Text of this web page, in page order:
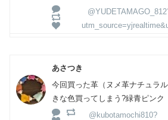
あさつき
今回買った革（ヌメ革ナチュラ
きな色買ってしまう?緑青ピンク
@kubotamochi810?